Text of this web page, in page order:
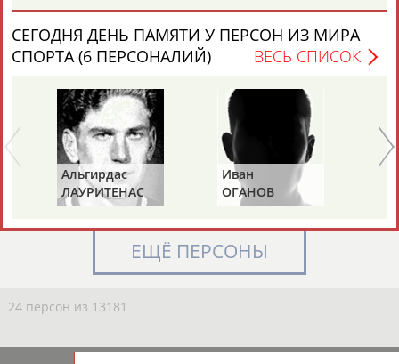
АБДУЛАЕВ
АБДУЛАЕВ
АБДУЛАЗИЗОВАБДУЛБЕКОВ
Камалудин
АБДУЛДАУДОВ
Абдула
АБДУЛЖАЛИЛОВ
Магомед
АБДУЛКАГИРОВ
Назир
АБДУЛЛАЕВ
24 персон из 13181
ЕЩЁ ПЕРСОНЫ
СЕГОДНЯ ДЕНЬ ПАМЯТИ У ПЕРСОН ИЗ МИРА
СПОРТА (6 ПЕРСОНАЛИЙ)
ВЕСЬ СПИСОК
Альгирдас
ЛАУРИТЕНАС
Иван
ОГАНОВ